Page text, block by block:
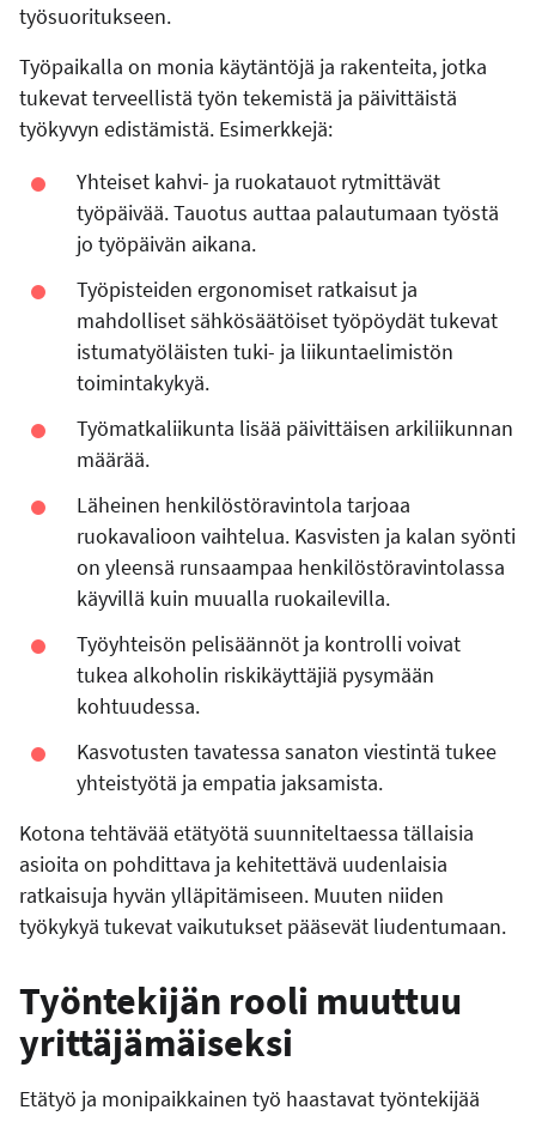
työsuoritukseen.
Työpaikalla on monia käytäntöjä ja rakenteita, jotka
tukevat terveellistä työn tekemistä ja päivittäistä
työkyvyn edistämistä. Esimerkkejä:
Yhteiset kahvi- ja ruokatauot rytmittävät
työpäivää. Tauotus auttaa palautumaan työstä
jo työpäivän aikana.
Työpisteiden ergonomiset ratkaisut ja
mahdolliset sähkösäätöiset työpöydät tukevat
istumatyöläisten tuki- ja liikuntaelimistön
toimintakykyä.
Työmatkaliikunta lisää päivittäisen arkiliikunnan
määrää.
Läheinen henkilöstöravintola tarjoaa
ruokavalioon vaihtelua. Kasvisten ja kalan syönti
on yleensä runsaampaa henkilöstöravintolassa
käyvillä kuin muualla ruokailevilla.
Työyhteisön pelisäännöt ja kontrolli voivat
tukea alkoholin riskikäyttäjiä pysymään
kohtuudessa.
Kasvotusten tavatessa sanaton viestintä tukee
yhteistyötä ja empatia jaksamista.
Kotona tehtävää etätyötä suunniteltaessa tällaisia
asioita on pohdittava ja kehitettävä uudenlaisia
ratkaisuja hyvän ylläpitämiseen. Muuten niiden
työkykyä tukevat vaikutukset pääsevät liudentumaan.
Työntekijän rooli muuttuu
yrittäjämäiseksi
Etätyö ja monipaikkainen työ haastavat työntekijää